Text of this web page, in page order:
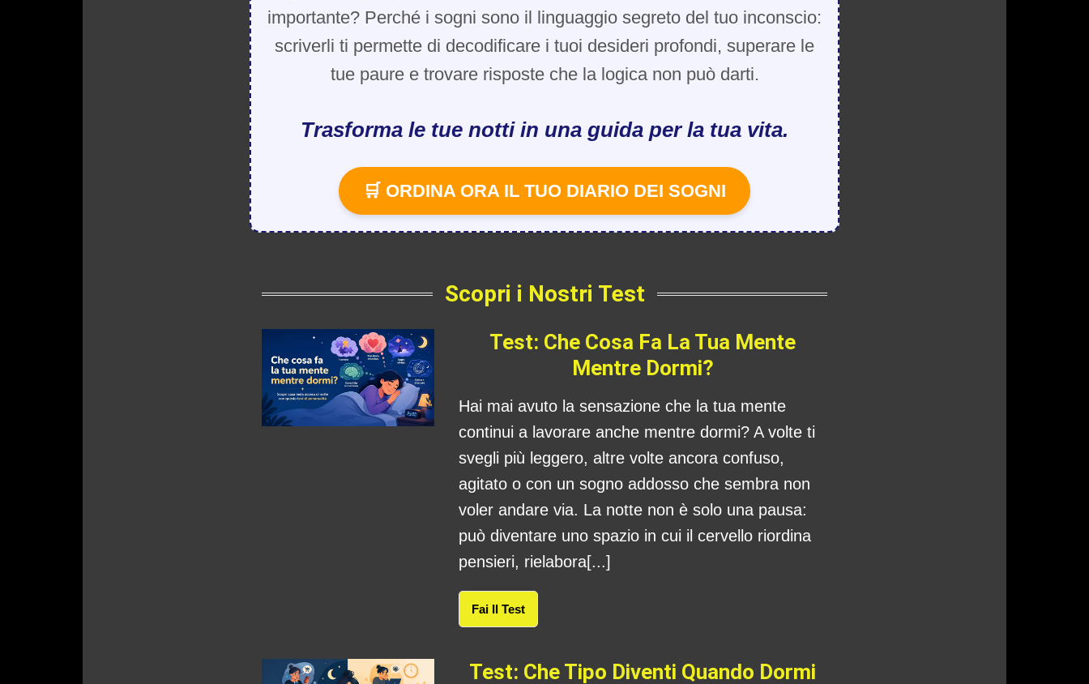
importante? Perché i sogni sono il linguaggio segreto del tuo inconscio:
scriverli ti permette di decodificare i tuoi desideri profondi, superare le
tue paure e trovare risposte che la logica non può darti.
Trasforma le tue notti in una guida per la tua vita.
🛒 ORDINA ORA IL TUO DIARIO DEI SOGNI
Scopri i Nostri Test
Test: Che Cosa Fa La Tua Mente
Mentre Dormi?
Hai mai avuto la sensazione che la tua mente
continui a lavorare anche mentre dormi? A volte ti
svegli più leggero, altre volte ancora confuso,
agitato o con un sogno addosso che sembra non
voler andare via. La notte non è solo una pausa:
può diventare uno spazio in cui il cervello riordina
pensieri, rielabora[...]
Fai Il Test
Test: Che Tipo Diventi Quando Dormi